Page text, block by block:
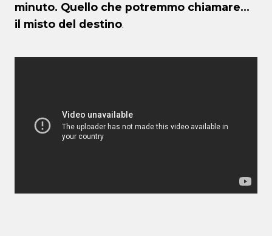
minuto. Quello che potremmo chiamare…
il misto del destino.